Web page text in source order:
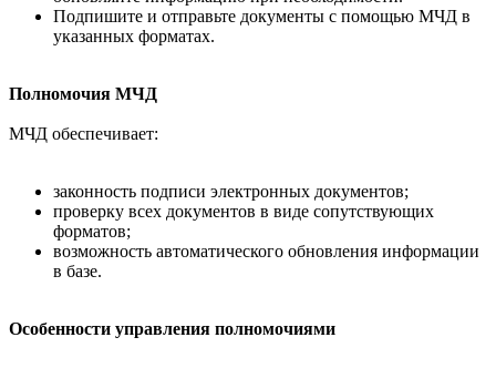
Подпишите и отправьте документы с помощью МЧД в
указанных форматах.
Полномочия МЧД
МЧД обеспечивает:
законность подписи электронных документов;
проверку всех документов в виде сопутствующих
форматов;
возможность автоматического обновления информации
в базе.
Особенности управления полномочиями